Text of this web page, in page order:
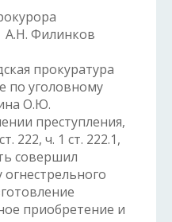
прокуратура
по уголовному
О.Ю.
преступления,
222, ч. 1 ст. 222.1,
совершил
приобретение и